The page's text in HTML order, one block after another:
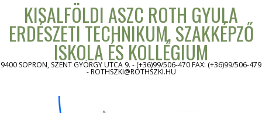
KISALFÖLDI ASZC ROTH GYULA
ERDÉSZETI TECHNIKUM, SZAKKÉPZŐ
ISKOLA ÉS KOLLÉGIUM
9400 SOPRON, SZENT GYÖRGY UTCA 9. - (+36)99/506-470 FAX: (+36)99/506-479
- ROTHSZKI@ROTHSZKI.HU